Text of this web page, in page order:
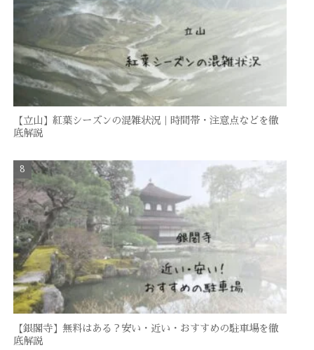
【立山】紅葉シーズンの混雑状況｜時間帯・注意点などを徹
底解説
【銀閣寺】無料はある？安い・近い・おすすめの駐車場を徹
底解説